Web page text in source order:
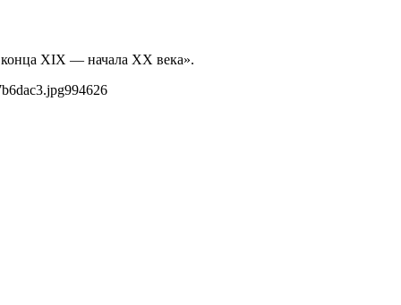
конца XIX — начала XX века».
994626